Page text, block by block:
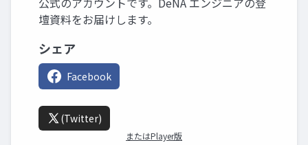
壇資料をお届けします。
シェア
Facebook
(Twitter)
またはPlayer版